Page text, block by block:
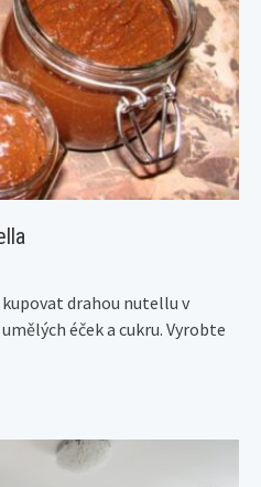
drahou nutellu v
éček a cukru. Vyrobte